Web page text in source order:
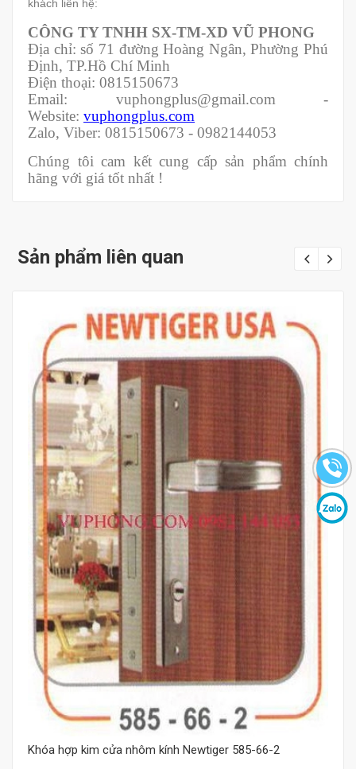
khách liên hệ:
CÔNG TY TNHH SX-TM-XD VŨ PHONG
Địa chỉ: số 71 đường Hoàng Ngân, Phường Phú
Định, TP.Hồ Chí Minh
Điện thoại: 0815150673
Email: vuphongplus@gmail.com -
Website: vuphongplus.com
Zalo, Viber: 0815150673 - 0982144053
Chúng tôi cam kết cung cấp sản phẩm chính
hãng với giá tốt nhất !
Sản phẩm liên quan
Mua hàng
Khóa hợp kim cửa nhôm kính Newtiger 585-66-2